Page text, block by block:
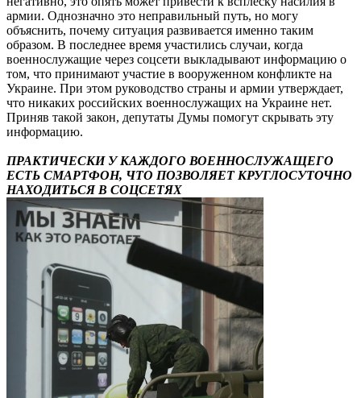
армии. Однозначно это неправильный путь, но могу
объяснить, почему ситуация развивается именно таким
образом. В последнее время участились случаи, когда
военнослужащие через соцсети выкладывают информацию о
том, что принимают участие в вооруженном конфликте на
Украине. При этом руководство страны и армии утверждает,
что никаких российских военнослужащих на Украине нет.
Приняв такой закон, депутаты Думы помогут скрывать эту
информацию.
ПРАКТИЧЕСКИ У КАЖДОГО ВОЕННОСЛУЖАЩЕГО
ЕСТЬ СМАРТФОН, ЧТО ПОЗВОЛЯЕТ КРУГЛОСУТОЧНО
НАХОДИТЬСЯ В СОЦСЕТЯХ